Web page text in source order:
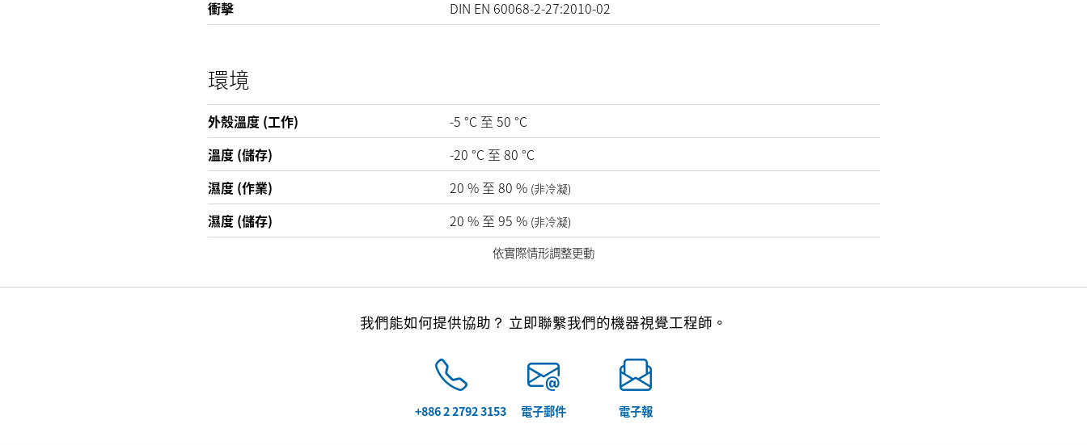
衝擊
DIN EN 60068-2-27:2010-02
環境
外殼溫度 (工作) -5 °C至 50 °C
溫度 (儲存)
-20 °C至 80 °C
濕度 (作業)
20 %至 80 % (非冷凝)
濕度 (儲存) 20 %至 95 % (非冷凝)
依實際情形調整更動
我們能如何提供協助？ 立即聯繫我們的機器視覺工程師。
+886 2 2792 3153 電子郵件 電子報